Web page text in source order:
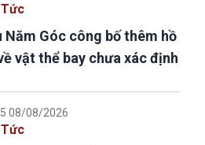
Năm Góc công bố thêm hồ
vật thể bay chưa xác định
08/08/2026